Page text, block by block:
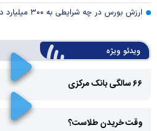
ارزش بورس در چه شرایطی به ۳۰۰ میلیارد دلار می‌رسد؟
ویدئو ویژه
۶۶ سالگی بانک مرکزی
وقت خریدن طلاست؟